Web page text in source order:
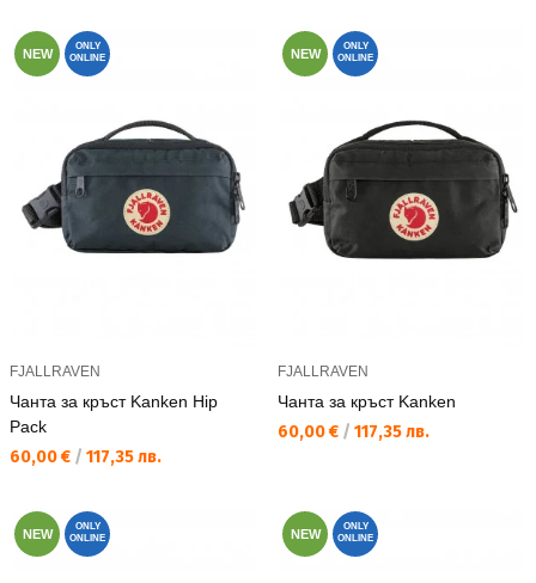
NEW
ONLY
ONLINE
FJALLRAVEN
Чанта за кръст Kаnken Hip
Pack
Текуща цена:
60,00 € / 117,35 лв.
NEW
ONLY
ONLINE
FJALLRAVEN
Чанта за кръст Kаnken
Текуща цена:
60,00 € / 117,35 лв.
NEW
ONLY
ONLINE
NEW
ONLY
ONLINE